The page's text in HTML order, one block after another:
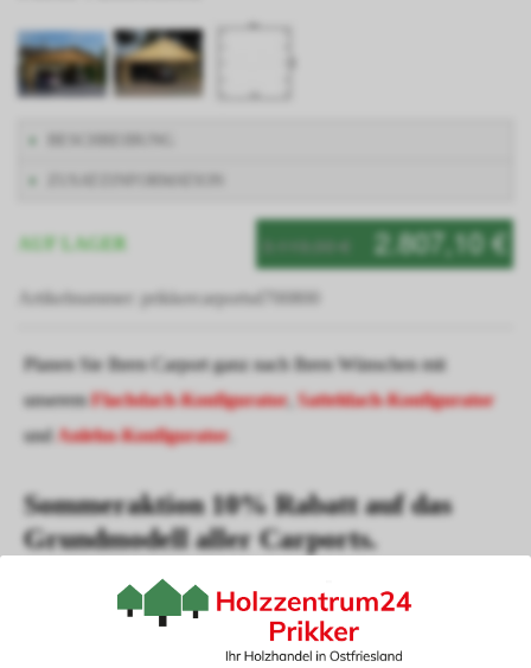
3.119,00 € 2.807,10 €
AUF LAGER
Artikelnummer: prikkercarportsd700800
Planen Sie Ihren Carport ganz nach Ihren Wünschen mit
unseremFlachdach-Konfigurator, Satteldach-Konfigurator
und Anlehn-Konfigurator
Sommeraktion 10% Rabatt auf das
Grundmodell aller Carports.
Sondermodelle sind von der Aktion ausgeschlossen